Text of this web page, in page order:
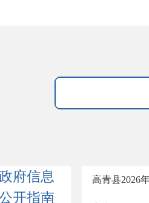
府信息
开指南
高青县2026